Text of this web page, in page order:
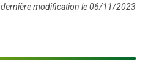
dernière modification le 06/11/2023